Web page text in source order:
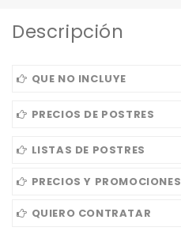
Descripción
QUE NO INCLUYE
PRECIOS DE POSTRES
LISTAS DE POSTRES
PRECIOS Y PROMOCIONES
QUIERO CONTRATAR